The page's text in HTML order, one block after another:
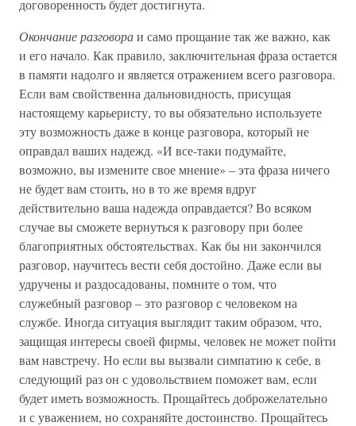
договоренность будет достигнута.
Окончание разговораи само прощание так же важно, как
и его начало. Как правило, заключительная фраза остается
в памяти надолго и является отражением всего разговора.
Если вам свойственна дальновидность, присущая
настоящему карьеристу, то вы обязательно используете
эту возможность даже в конце разговора, который не
оправдал ваших надежд. «И все-таки подумайте,
возможно, вы измените свое мнение» – эта фраза ничего
не будет вам стоить, но в то же время вдруг
действительно ваша надежда оправдается? Во всяком
случае вы сможете вернуться к разговору при более
благоприятных обстоятельствах. Как бы ни закончился
разговор, научитесь вести себя достойно. Даже если вы
удручены и раздосадованы, помните о том, что
служебный разговор – это разговор с человеком на
службе. Иногда ситуация выглядит таким образом, что,
защищая интересы своей фирмы, человек не может пойти
вам навстречу. Но если вы вызвали симпатию к себе, в
следующий раз он с удовольствием поможет вам, если
будет иметь возможность. Прощайтесь доброжелательно
и с уважением, но сохраняйте достоинство. Прощайтесь